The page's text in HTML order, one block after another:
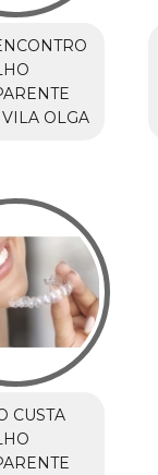
OLGA
CUSTA